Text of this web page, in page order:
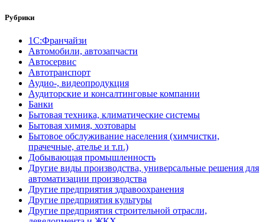
Рубрики
1С:Франчайзи
Автомобили, автозапчасти
Автосервис
Автотранспорт
Аудио-, видеопродукция
Аудиторские и консалтинговые компании
Банки
Бытовая техника, климатические системы
Бытовая химия, хозтовары
Бытовое обслуживание населения (химчистки,
прачечные, ателье и т.п.)
Добывающая промышленность
Другие виды производства, универсальные решения для
автоматизации производства
Другие предприятия здравоохранения
Другие предприятия культуры
Другие предприятия строительной отрасли,